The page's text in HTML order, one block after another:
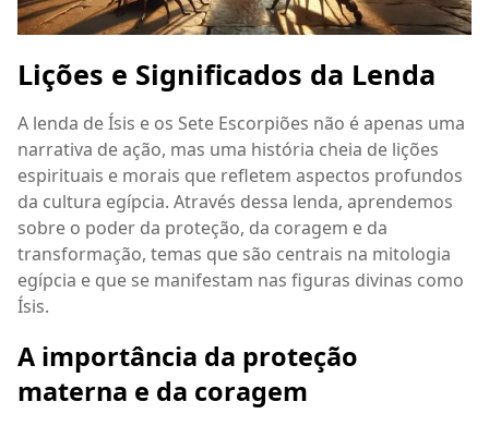
Lições e Significados da Lenda
A lenda de Ísis e os Sete Escorpiões não é apenas uma
narrativa de ação, mas uma história cheia de lições
espirituais e morais que refletem aspectos profundos
da cultura egípcia. Através dessa lenda, aprendemos
sobre o poder da proteção, da coragem e da
transformação, temas que são centrais na mitologia
egípcia e que se manifestam nas figuras divinas como
Ísis.
A importância da proteção
materna e da coragem